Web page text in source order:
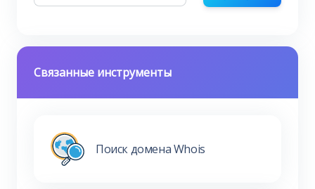
Связанные инструменты
Поиск домена Whois